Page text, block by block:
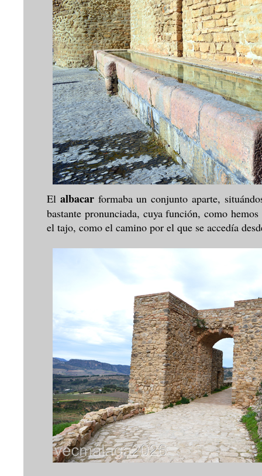
El albacarformaba un conjunto aparte,
bastante pronunciada, cuya función, como
el tajo, como el camino por el que se accedía